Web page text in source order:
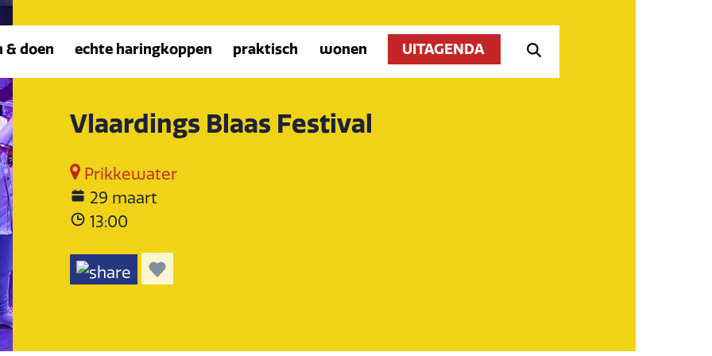
& doen echte haringkoppen praktisch wonen UITAGENDA
Vlaardings Blaas Festival
Prikkewater
29 maart
13:00